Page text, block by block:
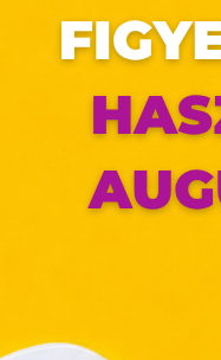
leírt feltételek
Ez az
fájlok,